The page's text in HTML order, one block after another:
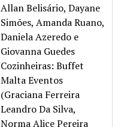
Allan Belisário, Dayane
Simões, Amanda Ruano,
Daniela Azeredo e
Giovanna Guedes
Cozinheiras: Buffet
Malta Eventos
(Graciana Ferreira
Leandro Da Silva,
Norma Alice Pereira